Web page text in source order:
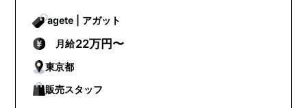
agete | アガット
月給22万円〜
東京都
販売スタッフ